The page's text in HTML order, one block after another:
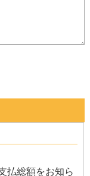
払総額をお知ら